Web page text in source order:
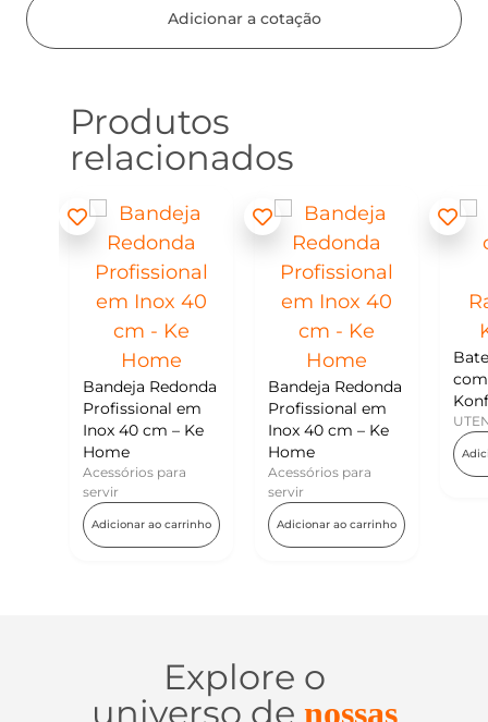
Adicionar a cotação
Produtos
relacionados
Bandeja Redonda
Profissional em
Inox 40 cm – Ke
Home
Acessórios para
Adicionar ao carrinho
Batedor de Ovos
com Raspador –
Konfektt
UTENSÍLIOS
Explore o
universo de nossas